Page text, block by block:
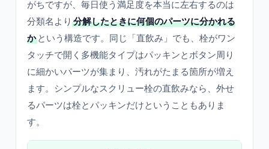
がちですが、毎日使う満足度を本当に左右するのは
分類名より 分解したときに何個のパーツに分かれる
か という構造です。同じ「直飲み」でも、栓がワン
タッチで開く多機能タイプはパッキンとボタン周り
に細かいパーツが集まり、汚れがたまる箇所が増え
ます。シンプルなスクリュー栓の直飲みなら、外せ
るパーツは栓とパッキンだけということもありま
す。